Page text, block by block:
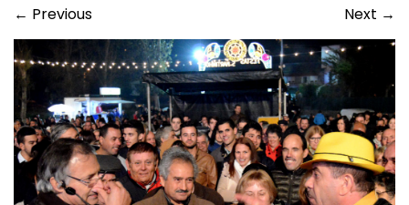
← Previous Next →